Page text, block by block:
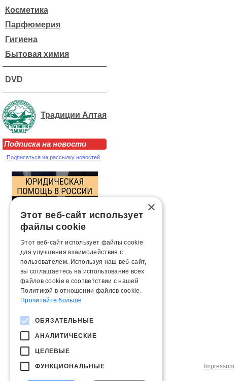
Косметика
Парфюмерия
Гигиена
Бытовая химия
DVD
Традиции Алтая
Подписка на новости
Подписаться на рассылку новостей
Impressum
×
Этот веб-сайт использует
файлы cookie
Этот веб-сайт использует файлы cookie
для улучшения взаимодействия с
пользователем. Используя наш веб-сайт,
вы соглашаетесь на использование всех
файлов cookie в соответствии с нашей
Политикой в ​​отношении файлов cookie.
Прочитайте больше
ОБЯЗАТЕЛЬНЫЕ
АНАЛИТИЧЕСКИЕ
ЦЕЛЕВЫЕ
ФУНКЦИОНАЛЬНЫЕ